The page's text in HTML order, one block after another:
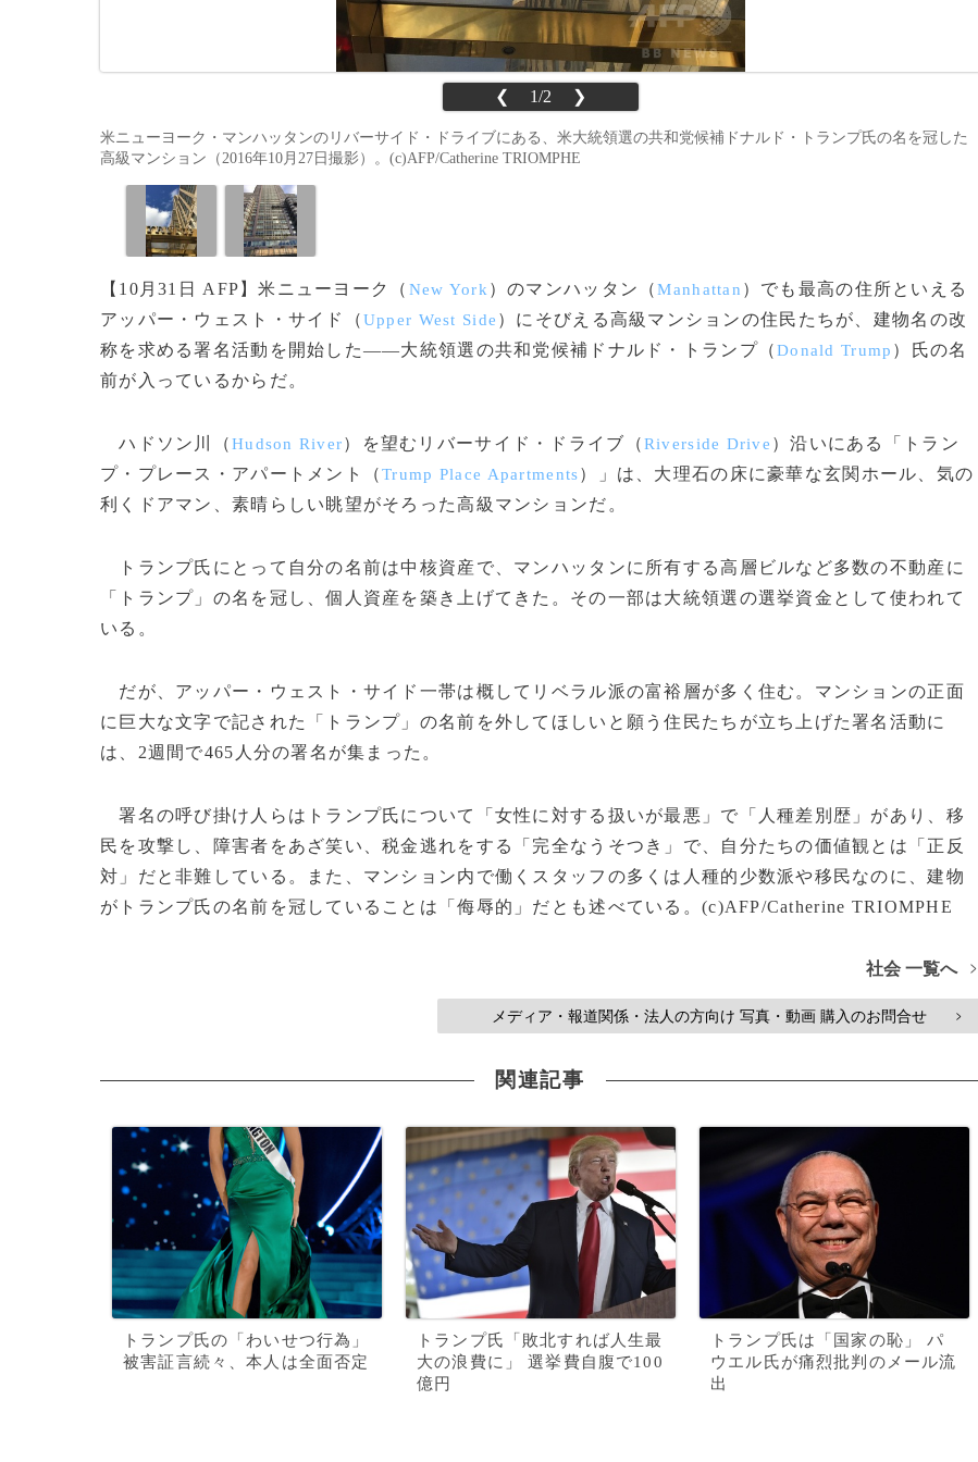
❮ 1/2 ❯
米ニューヨーク・マンハッタンのリバーサイド・ドライブにある、米大統領選の共和党候補ドナルド・トランプ氏の名を冠した
高級マンション（2016年10月27日撮影）。(c)AFP/Catherine TRIOMPHE
【10月31日 AFP】米ニューヨーク（ New York ）のマンハッタン（Manhattan ）でも最高の住所といえる
アッパー・ウェスト・サイド（Upper West Side ）にそびえる高級マンションの住民たちが、建物名の改
称を求める署名活動を開始した――大統領選の共和党候補ドナルド・トランプ（Donald Trump ）氏の名
前が入っているからだ。
ハドソン川（Hudson River）を望むリバーサイド・ドライブ（Riverside Drive ）沿いにある「トラン
プ・プレース・アパートメント（Trump Place Apartments）」は、大理石の床に豪華な玄関ホール、気の
利くドアマン、素晴らしい眺望がそろった高級マンションだ。
トランプ氏にとって自分の名前は中核資産で、マンハッタンに所有する高層ビルなど多数の不動産に
「トランプ」の名を冠し、個人資産を築き上げてきた。その一部は大統領選の選挙資金として使われて
いる。
だが、アッパー・ウェスト・サイド一帯は概してリベラル派の富裕層が多く住む。マンションの正面
に巨大な文字で記された「トランプ」の名前を外してほしいと願う住民たちが立ち上げた署名活動に
は、2週間で465人分の署名が集まった。
署名の呼び掛け人らはトランプ氏について「女性に対する扱いが最悪」で「人種差別歴」があり、移
民を攻撃し、障害者をあざ笑い、税金逃れをする「完全なうそつき」で、自分たちの価値観とは「正反
対」だと非難している。また、マンション内で働くスタッフの多くは人種的少数派や移民なのに、建物
がトランプ氏の名前を冠していることは「侮辱的」だとも述べている。(c)AFP/Catherine TRIOMPHE
社会 一覧へ >
メディア・報道関係・法人の方向け 写真・動画 購入のお問合せ >
関連記事
トランプ氏の「わいせつ行為」
被害証言続々、本人は全面否定
トランプ氏「敗北すれば人生最
大の浪費に」 選挙費自腹で100
億円
トランプ氏は「国家の恥」 パ
ウエル氏が痛烈批判のメール流
出